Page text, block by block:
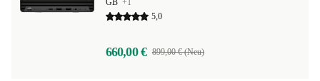
GB +1
5,0
660,00 € 899,00 € (Neu)